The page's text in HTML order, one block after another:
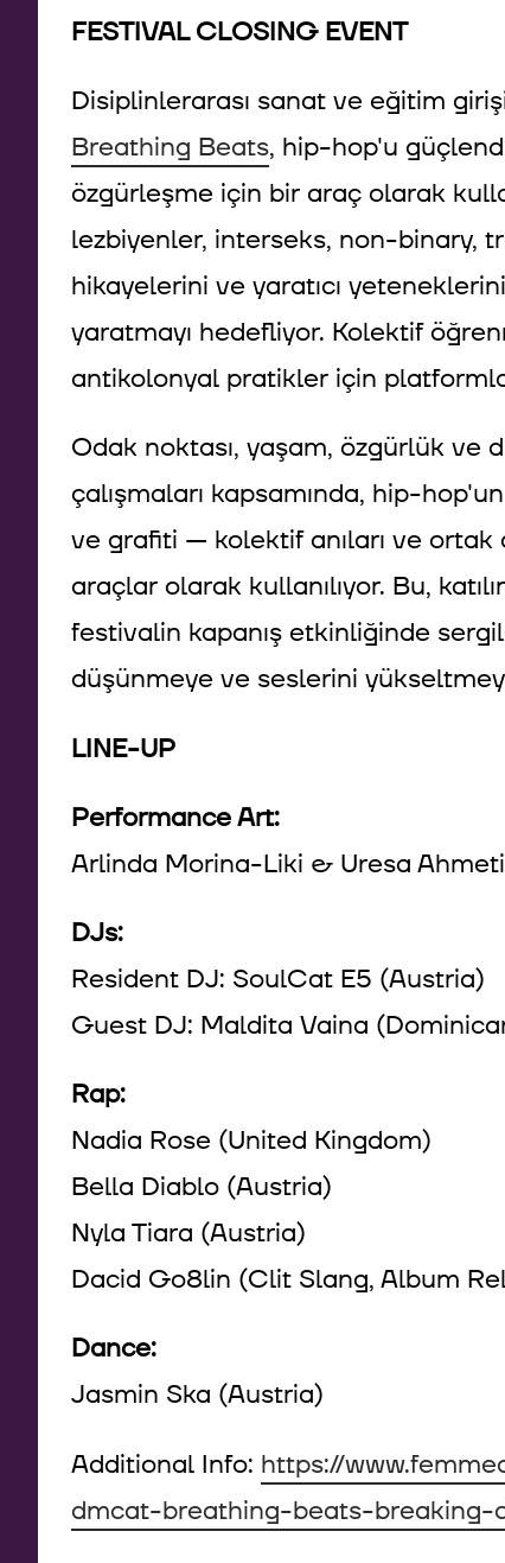
FESTIVAL CLOSING EVENT
Disiplinlerarası sanat ve eğitim
Breathing Beats, hip-hop'u
özgürleşme için bir araç olarak
lezbiyenler, interseks, non-binary,
hikayelerini ve yaratıcı
yaratmayı hedefliyor. Kolektif
antikolonyal pratikler için
Odak noktası, yaşam, özgürlük ve
çalışmaları kapsamında, hip-
ve grafiti — kolektif anıları ve
araçlar olarak kullanılıyor. Bu,
festivalin kapanış etkinliğinde
düşünmeye ve seslerini
LINE-UP
Performance Art:
Arlinda Morina-Liki & Uresa
DJs:
Resident DJ: SoulCat E5 (Austria)
Guest DJ: Maldita Vaina
Rap:
Nadia Rose (United Kingdom)
Bella Diablo (Austria)
Nyla Tiara (Austria)
Dacid Go8lin (Clit Slang, Album
Dance:
Jasmin Ska (Austria)
Additional Info: https://
dmcat-breathing-beats-breaking-